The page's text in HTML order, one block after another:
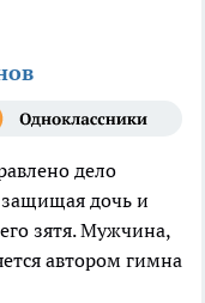
дело
дочь и
зятя. Мужчина,
автором гимна